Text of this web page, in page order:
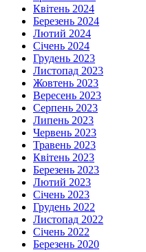
Квітень 2024
Березень 2024
Лютий 2024
Січень 2024
Грудень 2023
Листопад 2023
Жовтень 2023
Вересень 2023
Серпень 2023
Липень 2023
Червень 2023
Травень 2023
Квітень 2023
Березень 2023
Лютий 2023
Січень 2023
Грудень 2022
Листопад 2022
Січень 2022
Березень 2020